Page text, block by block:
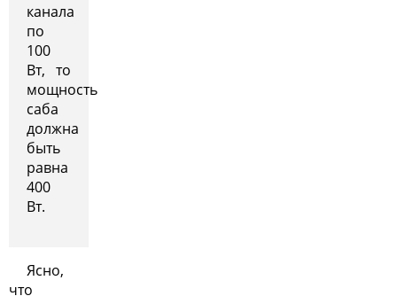
канала
по
100
Вт, то
мощность
саба
должна
быть
равна
400
Вт.
Ясно,
что